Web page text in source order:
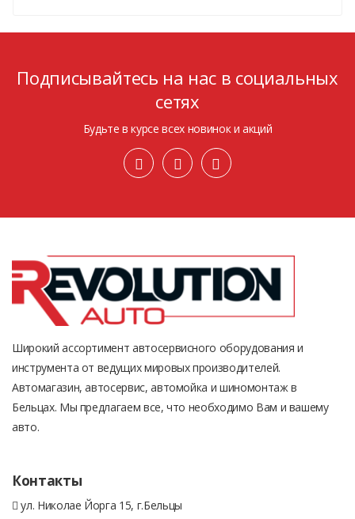
Подписывайтесь на нас в социальных
сетях
Будьте в курсе всех новинок и акций
Широкий ассортимент автосервисного оборудования и
инструмента от ведущих мировых производителей.
Автомагазин, автосервис, автомойка и шиномонтаж в
Бельцах. Мы предлагаем все, что необходимо Вам и вашему
авто.
Контакты
ул. Николае Йорга 15, г.Бельцы